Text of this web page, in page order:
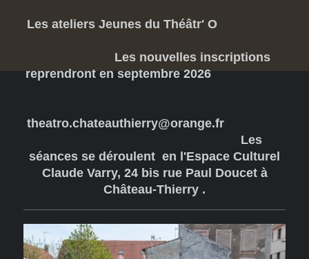
Les ateliers Jeunes du Théâtr' O
Les nouvelles inscriptions
reprendront en septembre 2026
theatro.chateauthierry@orange.fr
Les
séances se déroulent en l'Espace Culturel
Claude Varry, 24 bis rue Paul Doucet à
Château-Thierry .